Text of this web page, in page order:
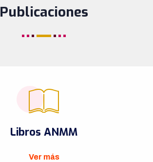
Publicaciones
Libros ANMM
Ver más